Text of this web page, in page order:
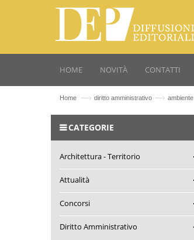
HOME NOVITÀ CONTATTI
Home —› diritto amministrativo —› ambiente
CATEGORIE
Architettura - Territorio
Attualità
Concorsi
Diritto Amministrativo